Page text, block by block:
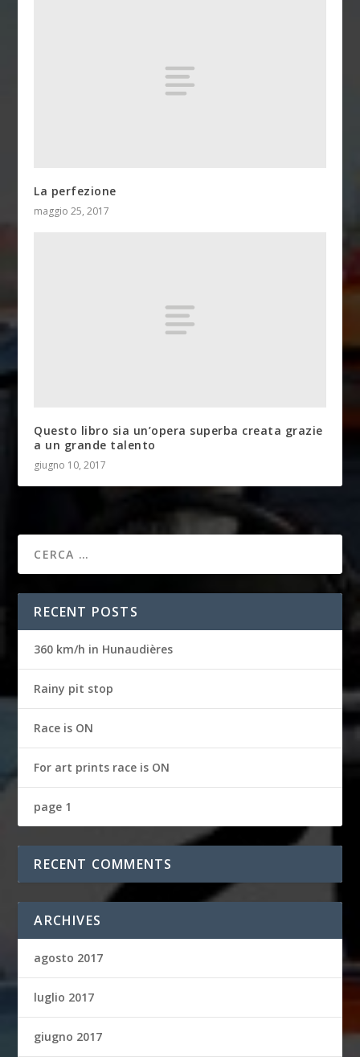
La perfezione
maggio 25, 2017
Questo libro sia un’opera superba creata grazie
a un grande talento
giugno 10, 2017
RECENT POSTS
360 km/h in Hunaudières
Rainy pit stop
Race is ON
For art prints race is ON
page 1
RECENT COMMENTS
ARCHIVES
agosto 2017
luglio 2017
giugno 2017